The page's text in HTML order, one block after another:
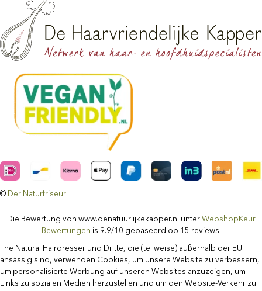
© Der Naturfriseur
Die Bewertung von www.denatuurlijkekapper.nl unter WebshopKeur
Bewertungen is 9.9/10 gebaseerd op 15 reviews.
The Natural Hairdresser und Dritte, die (teilweise) außerhalb der EU
ansässig sind, verwenden Cookies, um unsere Website zu verbessern,
um personalisierte Werbung auf unseren Websites anzuzeigen, um
Links zu sozialen Medien herzustellen und um den Website-Verkehr zu